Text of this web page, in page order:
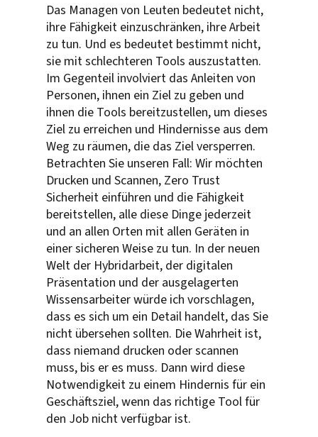
Das Managen von Leuten bedeutet nicht,
ihre Fähigkeit einzuschränken, ihre Arbeit
zu tun. Und es bedeutet bestimmt nicht,
sie mit schlechteren Tools auszustatten.
Im Gegenteil involviert das Anleiten von
Personen, ihnen ein Ziel zu geben und
ihnen die Tools bereitzustellen, um dieses
Ziel zu erreichen und Hindernisse aus dem
Weg zu räumen, die das Ziel versperren.
Betrachten Sie unseren Fall: Wir möchten
Drucken und Scannen, Zero Trust
Sicherheit einführen und die Fähigkeit
bereitstellen, alle diese Dinge jederzeit
und an allen Orten mit allen Geräten in
einer sicheren Weise zu tun. In der neuen
Welt der Hybridarbeit, der digitalen
Präsentation und der ausgelagerten
Wissensarbeiter würde ich vorschlagen,
dass es sich um ein Detail handelt, das Sie
nicht übersehen sollten. Die Wahrheit ist,
dass niemand drucken oder scannen
muss, bis er es muss. Dann wird diese
Notwendigkeit zu einem Hindernis für ein
Geschäftsziel, wenn das richtige Tool für
den Job nicht verfügbar ist.